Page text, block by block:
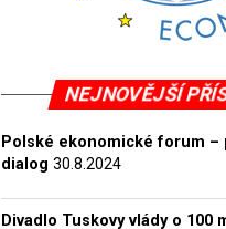
NEJNOVĚJŠÍ
Polské ekonomické forum –
dialog 30.8.2024
Divadlo Tuskovy vlády o 100